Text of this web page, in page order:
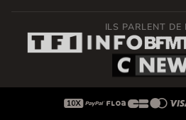
ILS PARLENT DE
